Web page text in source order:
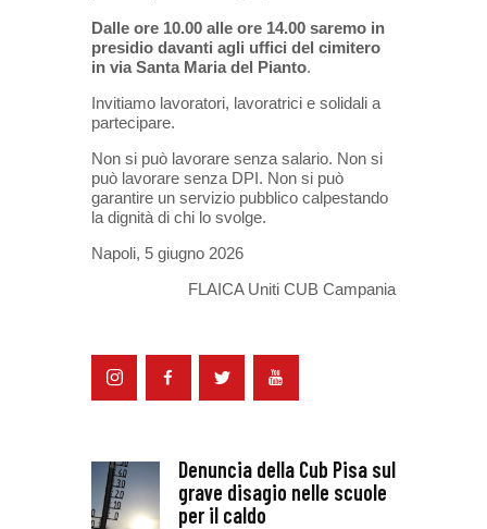
Dalle ore 10.00 alle ore 14.00 saremo in
presidio davanti agli uffici del cimitero
in via Santa Maria del Pianto.
Invitiamo lavoratori, lavoratrici e solidali a
partecipare.
Non si può lavorare senza salario. Non si
può lavorare senza DPI. Non si può
garantire un servizio pubblico calpestando
la dignità di chi lo svolge.
Napoli, 5 giugno 2026
FLAICA Uniti CUB Campania
Denuncia della Cub Pisa sul
grave disagio nelle scuole
per il caldo